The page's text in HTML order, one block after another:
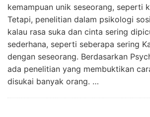
kemampuan unik seseorang, seperti
Tetapi, penelitian dalam psikologi
kalau rasa suka dan cinta sering
sederhana, seperti seberapa sering
dengan seseorang. Berdasarkan
ada penelitian yang membuktikan
disukai banyak orang. …